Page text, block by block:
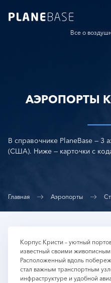
Все о
АЭРОПОРТЫ
В справочнике PlaneBase — 3
(США). Ниже — карточки с
Главная Аэропорты
Корпус Кристи – уютный
известный своими
Расположенный вдоль
стал важным транспортным
инфраструктуре и удобной